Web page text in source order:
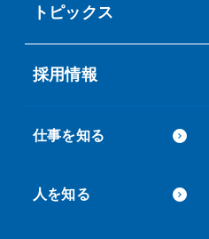
トピックス
採用情報
仕事を知る
人を知る